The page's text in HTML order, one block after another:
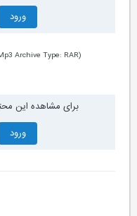
ورود
برای مشاهده این
ورود